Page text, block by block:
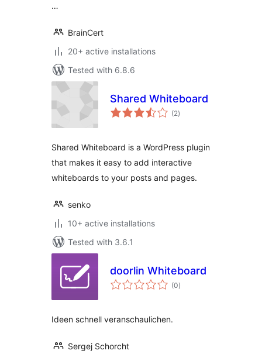
…
BrainCert
20+ active installations
Tested with 6.8.6
Shared Whiteboard
(2total
ratings
)
Shared Whiteboard is a WordPress plugin
that makes it easy to add interactive
whiteboards to your posts and pages.
senko
10+ active installations
Tested with 3.6.1
doorlin Whiteboard
(0total
ratings
)
Ideen schnell veranschaulichen.
Sergej Schorcht